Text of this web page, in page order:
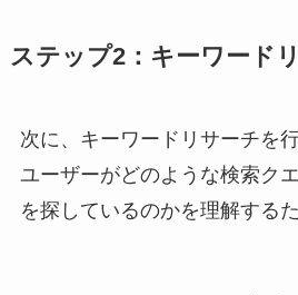
ステップ2：キーワード
次に、キーワードリサーチを
ユーザーがどのような検索ク
を探しているのかを理解する